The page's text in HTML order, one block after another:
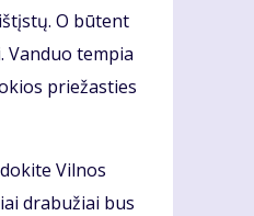
O būtent
Vanduo tempia
priežasties
Vilnos
drabužiai bus